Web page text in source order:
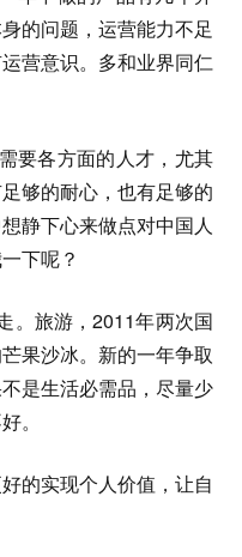
的问题，运营能力不足
营意识。多和业界同仁
要各方面的人才，尤其
够的耐心，也有足够的
静下心来做点对中国人
下呢？
。旅游，2011年两次国
果沙冰。新的一年争取
是生活必需品，尽量少
。
的实现个人价值，让自